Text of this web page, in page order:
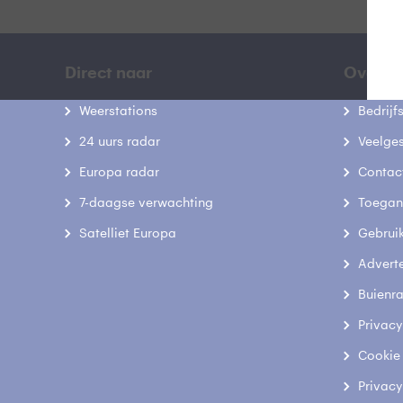
Direct naar
Weerstations
24 uurs radar
Europa radar
7-daagse verwachting
Satelliet Europa
Over